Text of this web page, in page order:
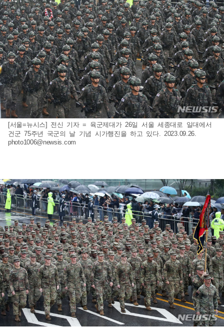
[서울=뉴시스] 전신 기자 = 육군제대가 26일 서울 세종대로 일대에서
건군 75주년 국군의 날 기념 시가행진을 하고 있다. 2023.09.26.
photo1006@newsis.com